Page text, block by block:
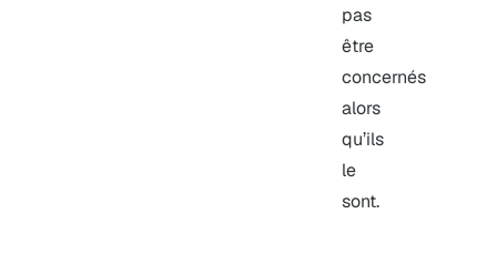
pas
être
concernés
alors
qu’ils
le
sont.